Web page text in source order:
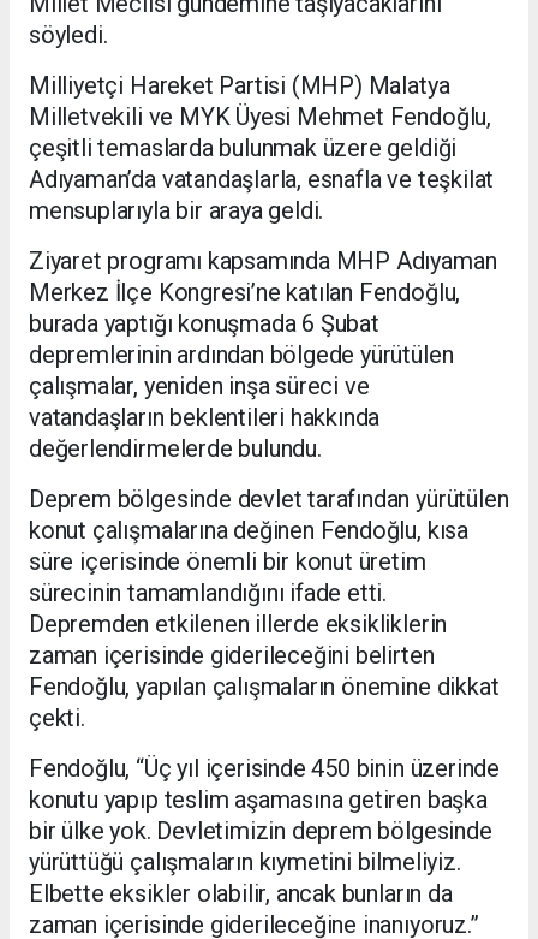
söyledi.
Milliyetçi Hareket Partisi (MHP) Malatya
Milletvekili ve MYK Üyesi Mehmet Fendoğlu,
çeşitli temaslarda bulunmak üzere geldiği
Adıyaman’da vatandaşlarla, esnafla ve teşkilat
mensuplarıyla bir araya geldi.
Ziyaret programı kapsamında MHP Adıyaman
Merkez İlçe Kongresi’ne katılan Fendoğlu,
burada yaptığı konuşmada 6 Şubat
depremlerinin ardından bölgede yürütülen
çalışmalar, yeniden inşa süreci ve
vatandaşların beklentileri hakkında
değerlendirmelerde bulundu.
Deprem bölgesinde devlet tarafından yürütülen
konut çalışmalarına değinen Fendoğlu, kısa
süre içerisinde önemli bir konut üretim
sürecinin tamamlandığını ifade etti.
Depremden etkilenen illerde eksikliklerin
zaman içerisinde giderileceğini belirten
Fendoğlu, yapılan çalışmaların önemine dikkat
çekti.
Fendoğlu, “Üç yıl içerisinde 450 binin üzerinde
konutu yapıp teslim aşamasına getiren başka
bir ülke yok. Devletimizin deprem bölgesinde
yürüttüğü çalışmaların kıymetini bilmeliyiz.
Elbette eksikler olabilir, ancak bunların da
zaman içerisinde giderileceğine inanıyoruz.”